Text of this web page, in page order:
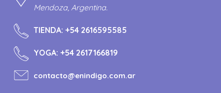
Mendoza, Argentina.
TIENDA:+54 2616595585
YOGA:+54 2617166819
contacto@enindigo.com.ar